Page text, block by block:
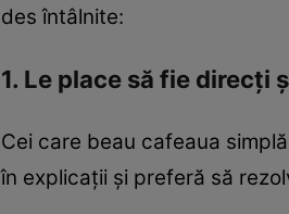
des întâlnite:
1. Le place să fie direcți
Cei care beau cafeaua
în explicații și preferă să